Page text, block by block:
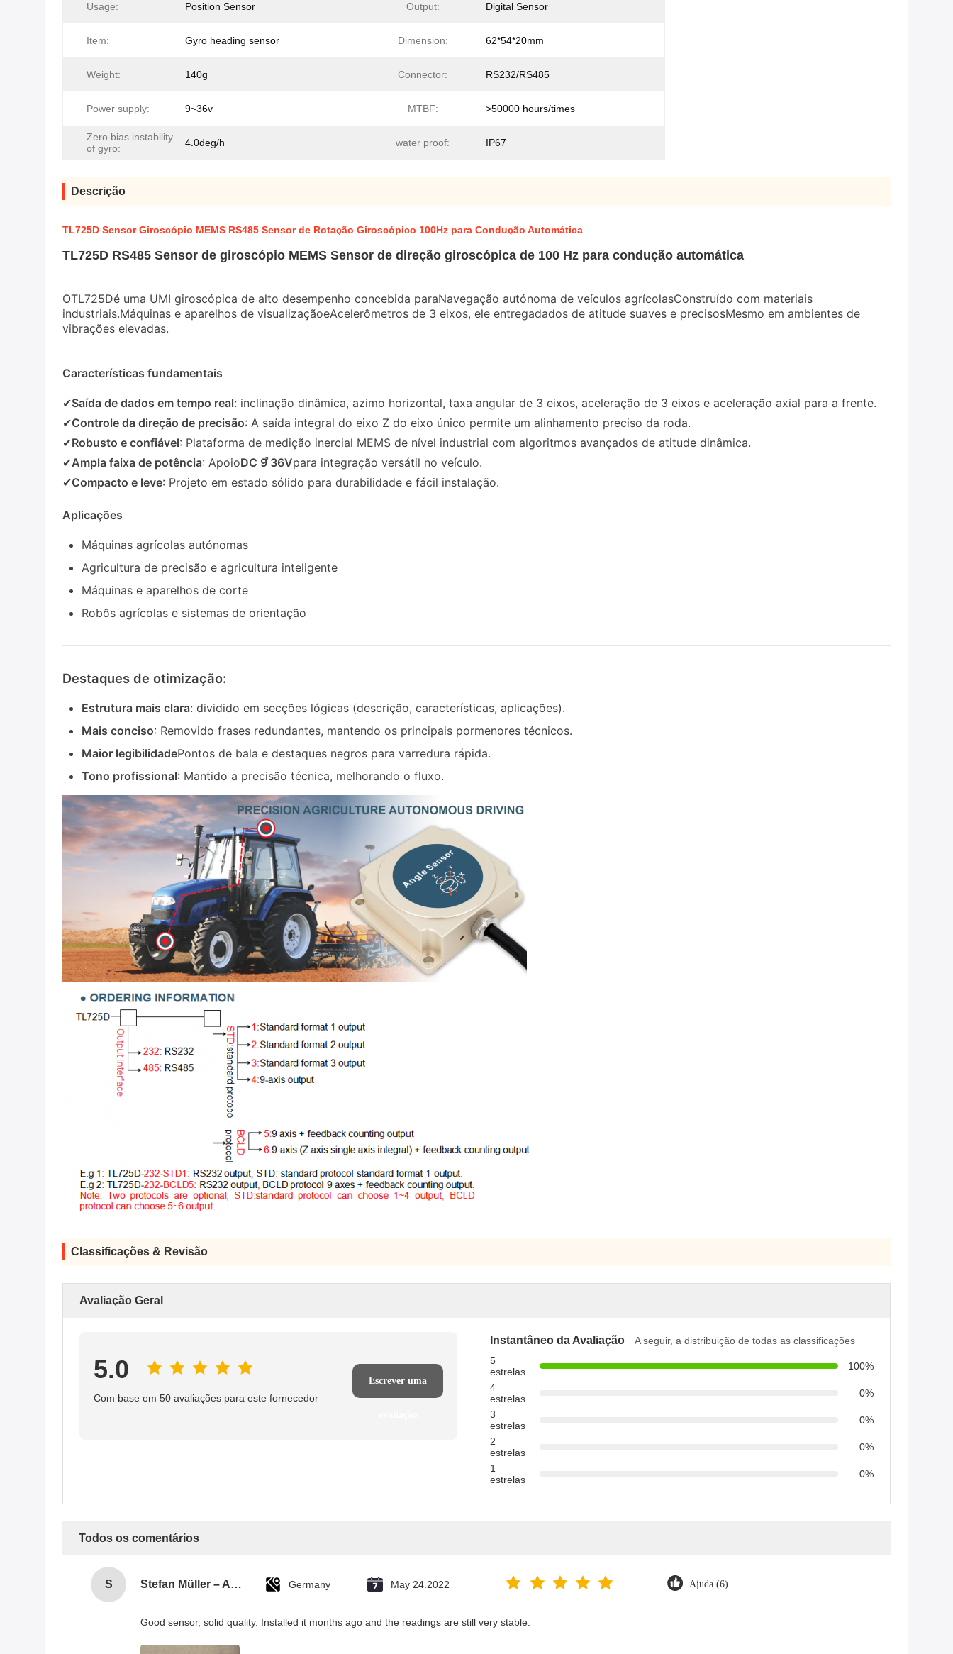
Usage: Position Sensor Output: Digital Sensor
Item: Gyro heading sensor Dimension: 62*54*20mm
Weight: 140g Connector: RS232/RS485
Power supply: 9~36v MTBF: >50000 hours/times
Zero bias instability
of gyro:
4.0deg/h water proof: IP67
Descrição
TL725D Sensor Giroscópio MEMS RS485 Sensor de Rotação Giroscópico 100Hz para Condução Automática
TL725D RS485 Sensor de giroscópio MEMS Sensor de direção giroscópica de 100 Hz para condução automática
OTL725Dé uma UMI giroscópica de alto desempenho concebida paraNavegação autónoma de veículos agrícolasConstruído com materiais
industriais.Máquinas e aparelhos de visualizaçãoeAcelerômetros de 3 eixos, ele entregadados de atitude suaves e precisosMesmo em ambientes de
vibrações elevadas.
Características fundamentais
✔Saída de dados em tempo real: inclinação dinâmica, azimo horizontal, taxa angular de 3 eixos, aceleração de 3 eixos e aceleração axial para a frente.
✔Controle da direção de precisão: A saída integral do eixo Z do eixo único permite um alinhamento preciso da roda.
✔Robusto e confiável: Plataforma de medição inercial MEMS de nível industrial com algoritmos avançados de atitude dinâmica.
✔Ampla faixa de potência: ApoioDC 9 ̊36Vpara integração versátil no veículo.
✔Compacto e leve: Projeto em estado sólido para durabilidade e fácil instalação.
Aplicações
Máquinas agrícolas autónomas
Agricultura de precisão e agricultura inteligente
Máquinas e aparelhos de corte
Robôs agrícolas e sistemas de orientação
Destaques de otimização:
Estrutura mais clara: dividido em secções lógicas (descrição, características, aplicações).
Mais conciso: Removido frases redundantes, mantendo os principais pormenores técnicos.
Maior legibilidadePontos de bala e destaques negros para varredura rápida.
Tono profissional: Mantido a precisão técnica, melhorando o fluxo.
Classificações & Revisão
Avaliação Geral
5.0
Com base em 50 avaliações para este fornecedor
Escrever uma
Instantâneo da Avaliação
A seguir, a distribuição de todas as classificações
5
estrelas
100%
4
estrelas
0%
3
estrelas
0%
2
estrelas
0%
1
estrelas
0%
Todos os comentários
S Stefan Müller – Automation Engineer Germany May 24.2022 Ajuda (6)
Good sensor, solid quality. Installed it months ago and the readings are still very stable.